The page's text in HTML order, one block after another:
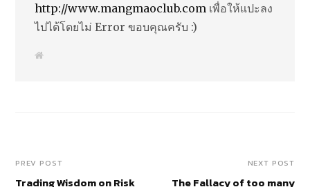
http://www.mangmaoclub.com เพื่อให้แปะลง
ไปได้โดยไม่ Error ขอบคุณครับ :)
PREV POST
Trading Wisdom on Risk
NEXT POST
The Fallacy of too many